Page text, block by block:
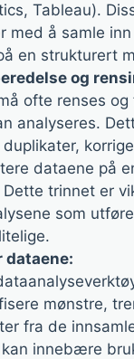
Tableau).
med å samle
en strukturert
og
ofte renses
analyseres.
dataene på
Dette trinnet er
som
dataene:
mønstre,
fra de
innebære